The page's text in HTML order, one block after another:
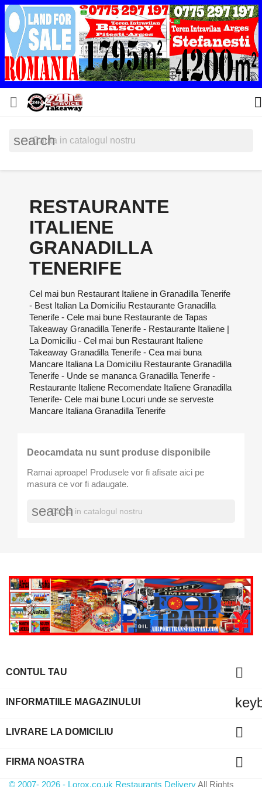
 
search
RESTAURANTE
ITALIENE
GRANADILLA
TENERIFE
Cel mai bun Restaurant Italiene in Granadilla Tenerife
- Best Italian La Domiciliu Restaurante Granadilla
Tenerife - Cele mai bune Restaurante de Tapas
Takeaway Granadilla Tenerife - Restaurante Italiene |
La Domiciliu - Cel mai bun Restaurant Italiene
Takeaway Granadilla Tenerife - Cea mai buna
Mancare Italiana La Domiciliu Restaurante Granadilla
Tenerife - Unde se mananca Granadilla Tenerife -
Restaurante Italiene Recomendate Italiene Granadilla
Tenerife- Cele mai bune Locuri unde se serveste
Mancare Italiana Granadilla Tenerife
Deocamdata nu sunt produse disponibile
Ramai aproape! Produsele vor fi afisate aici pe
masura ce vor fi adaugate.
search
CONTUL TAU 
INFORMATIILE MAGAZINULUI
LIVRARE LA DOMICILIU 
FIRMA NOASTRA 
© 2007- 2026 - Lorox.co.uk Restaurants DeliveryAll Rights